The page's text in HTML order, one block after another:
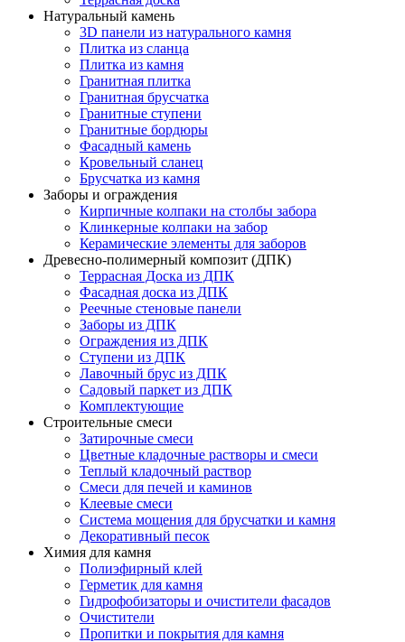
Натуральный камень
3D панели из натурального камня
Плитка из сланца
Плитка из камня
Гранитная плитка
Гранитная брусчатка
Гранитные ступени
Гранитные бордюры
Фасадный камень
Кровельный сланец
Брусчатка из камня
Заборы и ограждения
Кирпичные колпаки на столбы забора
Клинкерные колпаки на забор
Керамические элементы для заборов
Древесно-полимерный композит (ДПК)
Террасная Доска из ДПК
Фасадная доска из ДПК
Реечные стеновые панели
Заборы из ДПК
Ограждения из ДПК
Ступени из ДПК
Лавочный брус из ДПК
Садовый паркет из ДПК
Комплектующие
Строительные смеси
Затирочные смеси
Цветные кладочные растворы и смеси
Теплый кладочный раствор
Смеси для печей и каминов
Клеевые смеси
Система мощения для брусчатки и камня
Декоративный песок
Химия для камня
Полиэфирный клей
Герметик для камня
Гидрофобизаторы и очистители фасадов
Очистители
Пропитки и покрытия для камня